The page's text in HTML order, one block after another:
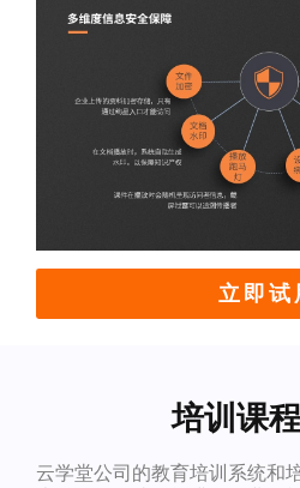
立即试
培训课
云学堂公司的教育培训系统和